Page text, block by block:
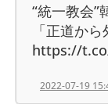
“統一教会
「正道か
https://
2022-07-19